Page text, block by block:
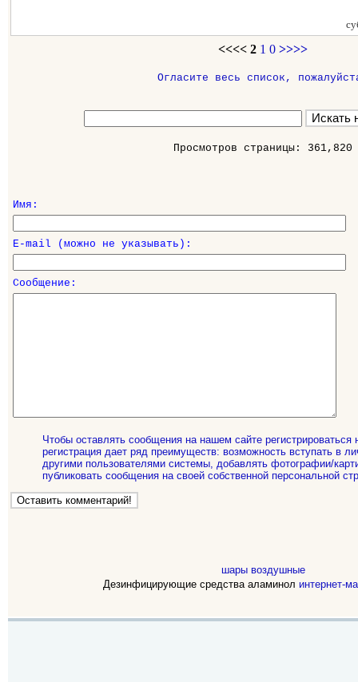
<<<< 2 1 0 >>>>
Огласите весь список,
Просмотров страницы: 361,820
Имя:
E-mail (можно не указывать):
Сообщение:
Чтобы оставлять сообщения на нашем сайте регистрироваться
регистрация дает ряд преимуществ: возможность вступать в
другими пользователями системы, добавлять фотографии/
публиковать сообщения на своей собственной персональной
шары воздушные
Дезинфицирующие средства аламинол интернет-